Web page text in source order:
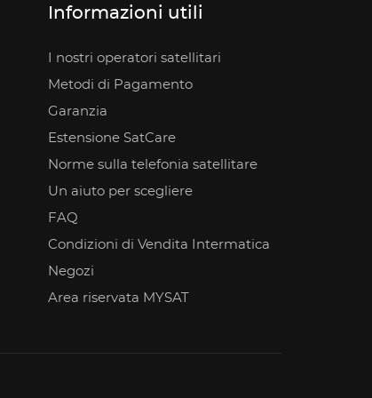
Informazioni utili
I nostri operatori satellitari
Metodi di Pagamento
Garanzia
Estensione SatCare
Norme sulla telefonia satellitare
Un aiuto per scegliere
FAQ
Condizioni di Vendita Intermatica
Negozi
Area riservata MYSAT